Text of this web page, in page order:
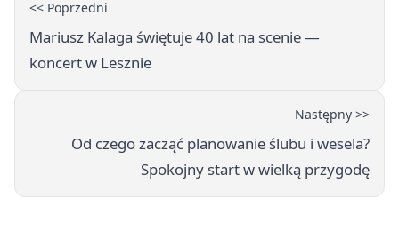
<< Poprzedni
Mariusz Kalaga świętuje 40 lat na scenie —
koncert w Lesznie
Następny >>
Od czego zacząć planowanie ślubu i wesela?
Spokojny start w wielką przygodę